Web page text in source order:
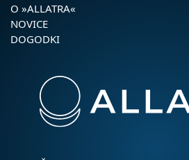
O »ALLATRA«
NOVICE
DOGODKI